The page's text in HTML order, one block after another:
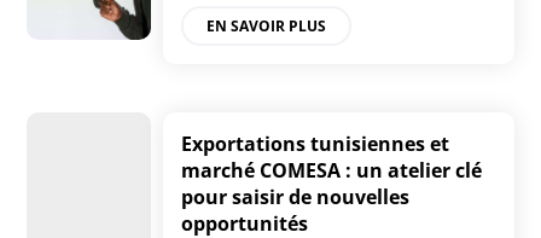
EN SAVOIR PLUS
Exportations tunisiennes et
marché COMESA : un atelier clé
pour saisir de nouvelles
opportunités